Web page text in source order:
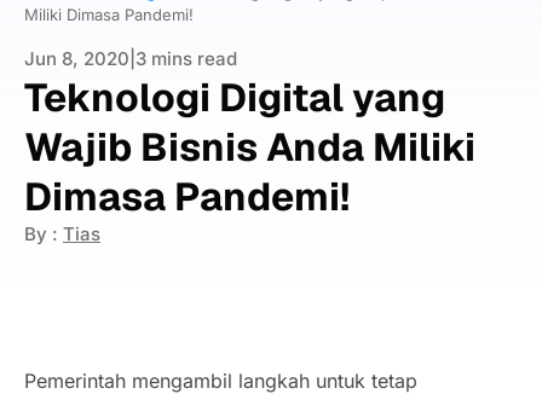
Miliki Dimasa Pandemi!
Jun 8, 2020 3 mins read
Teknologi Digital yang
Wajib Bisnis Anda Miliki
Dimasa Pandemi!
By : Tias
Pemerintah mengambil langkah untuk tetap